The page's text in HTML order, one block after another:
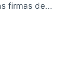
firmas de...